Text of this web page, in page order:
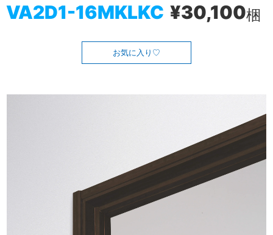
VA2D1-16MKLKC ¥30,100梱
お気に入り